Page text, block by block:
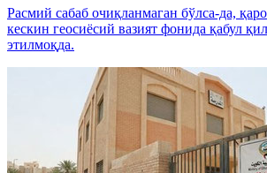
Расмий сабаб очиқланмаган бўлса-да,
кескин геосиёсий вазият фонида қабул
этилмоқда.